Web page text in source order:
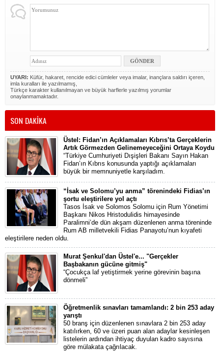
UYARI: Küfür, hakaret, rencide edici cümleler veya imalar, inançlara saldırı içeren,
imla kuralları ile yazılmamış,
Türkçe karakter kullanılmayan ve büyük harflerle yazılmış yorumlar
onaylanmamaktadır.
SON DAKİKA
Üstel: Fidan’ın Açıklamaları Kıbrıs’ta Gerçeklerin
Artık Görmezden Gelinemeyeceğini Ortaya Koydu
“Türkiye Cumhuriyeti Dışişleri Bakanı Sayın Hakan
Fidan’ın Kıbrıs konusunda yaptığı açıklamaları
büyük bir memnuniyetle karşıladım.
“İsak ve Solomu’yu anma” törenindeki Fidias’ın
şortu eleştirilere yol açtı
Tasos İsak ve Solomos Solomu için Rum Yönetimi
Başkanı Nikos Hristodulidis himayesinde
Paralimni’de dün akşam düzenlenen anma töreninde
Rum AB milletvekili Fidias Panayotu’nun kıyafeti
eleştirilere neden oldu.
Murat Şenkul'dan Üstel'e... "Gerçekler
Başbakanın gücüne gitmiş"
“Çocukça laf yetiştirmek yerine görevinin başına
dönmeli”
Öğretmenlik sınavları tamamlandı: 2 bin 253 aday
yarıştı
50 branş için düzenlenen sınavlara 2 bin 253 aday
katılırken, 60 ve üzeri puan alan adaylar kesinleşen
listelerin ardından ihtiyaç duyulan kadro sayısına
göre mülakata çağrılacak.